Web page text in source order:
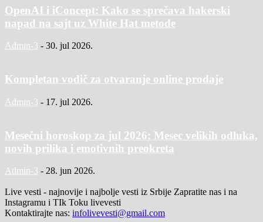
OpenAI i iConcept: Kako se sprečava hakerski
napad na sajt uz White Hat metode
Admin-3 - 30. jul 2026.
Kompletan vodič za otvaranje online prodaje
Admin-3 - 17. jul 2026.
Mesečni horoskop za jul 2026: Mesec velikih odluka,
novih prilika i emotivnih preokreta
Admin-3 - 28. jun 2026.
Live vesti - najnovije i najbolje vesti iz Srbije Zapratite nas i na
Instagramu i TIk Toku livevesti
Kontaktirajte nas: infolivevesti@gmail.com